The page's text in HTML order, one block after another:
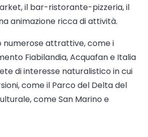
il bar-ristorante-pizzeria, il
animazione ricca di attività.
numerose attrattive, come i
Fiabilandia, Acquafan e Italia
di interesse naturalistico in cui
come il Parco del Delta del
come San Marino e